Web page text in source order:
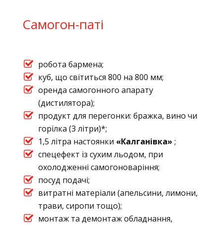
Самогон-паті
робота бармена;
куб, що світиться 800 на 800 мм;
оренда самогонного апарату
(дистилятора);
продукт для перегонки: бражка, вино чи
горілка (3 літри)*;
1,5 літра настоянки «Калганівка» ;
спецефект із сухим льодом, при
охолодженні самогоноваріння;
посуд подачі;
витратні матеріали (апельсини, лимони,
трави, сиропи тощо);
монтаж та демонтаж обладнання,